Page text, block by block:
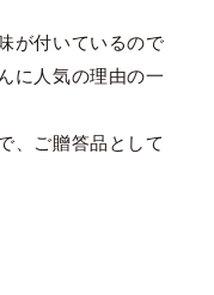
が付いているので
に人気の理由の一
、ご贈答品として